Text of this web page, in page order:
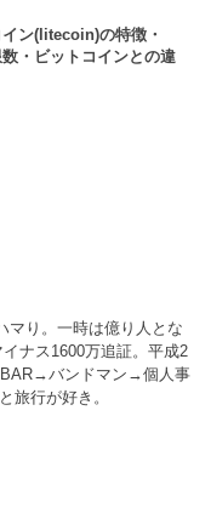
ン(litecoin)の特徴・
・ビットコインとの違
マり。一時は億り人とな
ナス1600万追証。平成2
バンドマン→個人事
旅行が好き。